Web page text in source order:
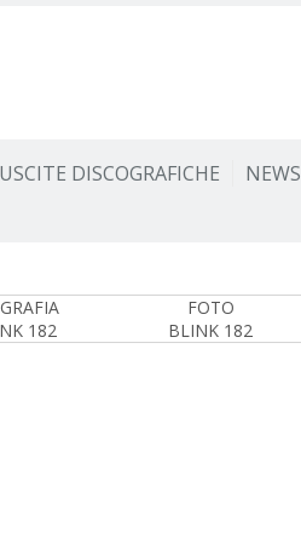
USCITE DISCOGRAFICHE NEWS
182
FOTO
BLINK 182